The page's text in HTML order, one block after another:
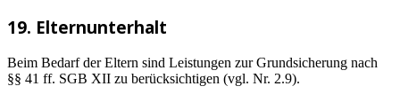
19. Elternunterhalt
Beim Bedarf der Eltern sind Leistungen zur Grundsicherung nach
§§ 41 ff. SGB XII zu berücksichtigen (vgl. Nr. 2.9).